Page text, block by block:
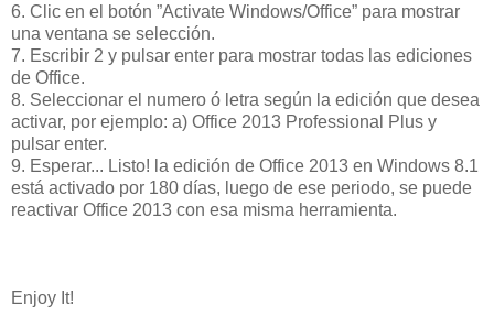
6. Clic en el botón ”Activate Windows/Office” para mostrar
una ventana se selección.
7. Escribir 2 y pulsar enter para mostrar todas las ediciones
de Office.
8. Seleccionar el numero ó letra según la edición que desea
activar, por ejemplo: a) Office 2013 Professional Plus y
pulsar enter.
9. Esperar... Listo! la edición de Office 2013 en Windows 8.1
está activado por 180 días, luego de ese periodo, se puede
reactivar Office 2013 con esa misma herramienta.
Enjoy It!